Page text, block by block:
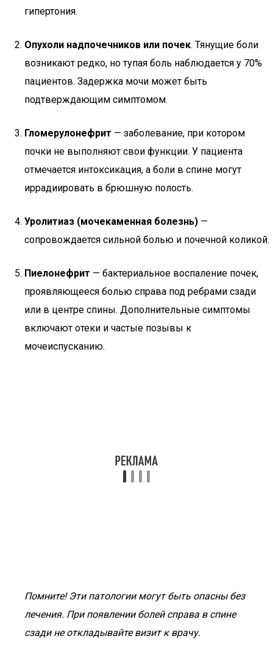
гипертония.
Опухоли надпочечников или почек. Тянущие боли
возникают редко, но тупая боль наблюдается у 70%
пациентов. Задержка мочи может быть
подтверждающим симптомом.
Гломерулонефрит — заболевание, при котором
почки не выполняют свои функции. У пациента
отмечается интоксикация, а боли в спине могут
иррадиировать в брюшную полость.
Уролитиаз (мочекаменная болезнь) —
сопровождается сильной болью и почечной коликой.
Пиелонефрит — бактериальное воспаление почек,
проявляющееся болью справа под ребрами сзади
или в центре спины. Дополнительные симптомы
включают отеки и частые позывы к
мочеиспусканию.
Помните! Эти патологии могут быть опасны без
лечения. При появлении болей справа в спине
сзади не откладывайте визит к врачу.